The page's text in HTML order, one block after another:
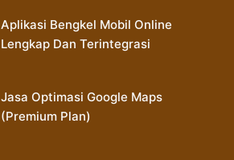
Aplikasi Bengkel Mobil Online
Lengkap Dan Terintegrasi
Jasa Optimasi Google Maps
(Premium Plan)